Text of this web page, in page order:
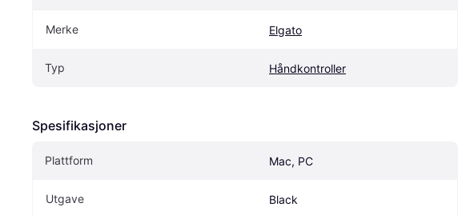
Merke Elgato
Typ Håndkontroller
Spesifikasjoner
Plattform Mac, PC
Utgave Black